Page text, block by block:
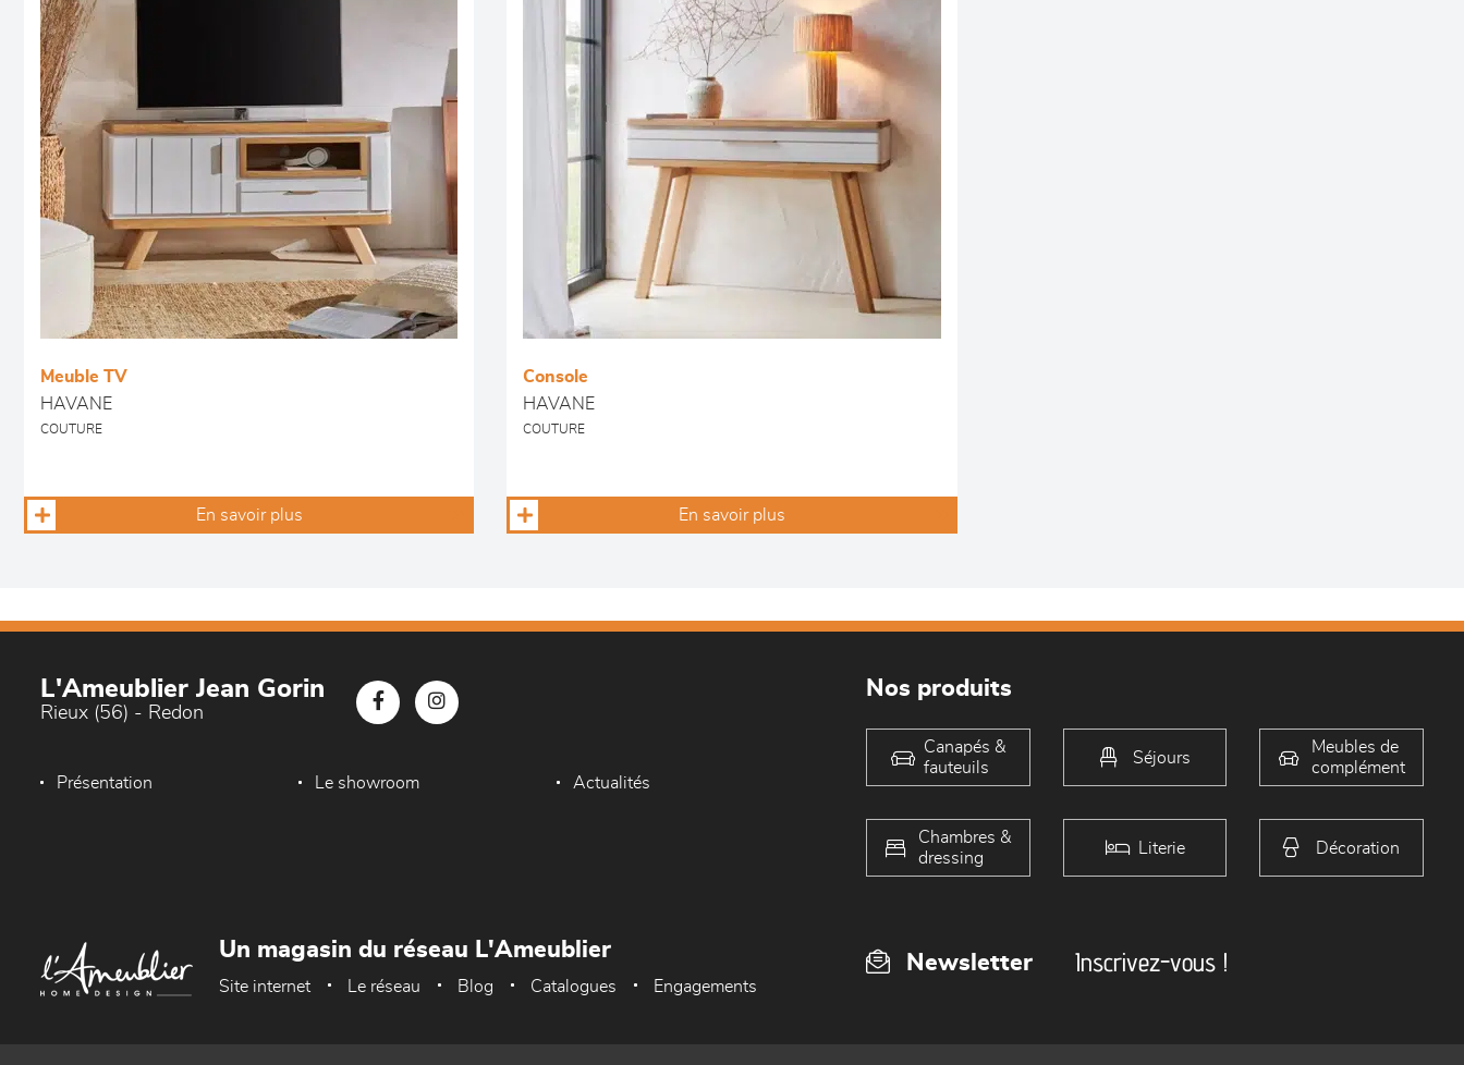
Meuble TV
HAVANE
COUTURE
En savoir plus
Console
HAVANE
COUTURE
En savoir plus
L'Ameublier Jean Gorin
Rieux (56) - Redon
Présentation Le showroom Actualités
Nos produits
Canapés &
fauteuils
Séjours
Meubles de
complément
Chambres &
dressing
Literie Décoration
Newsletter Inscrivez-vous !
Un magasin du réseau L'Ameublier
Site internet Le réseau Blog Catalogues Engagements